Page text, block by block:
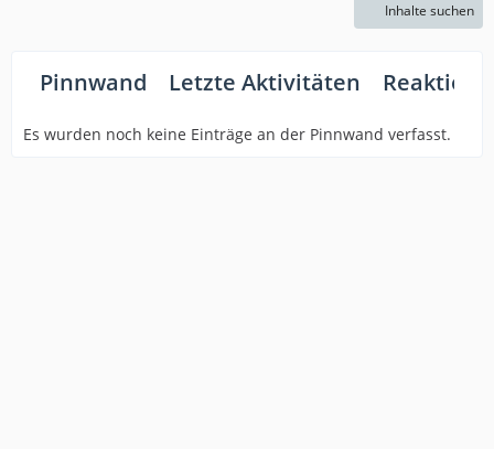
Inhalte suchen
Pinnwand Letzte Aktivitäten
Es wurden noch keine Einträge an der Pinnwand verfasst.